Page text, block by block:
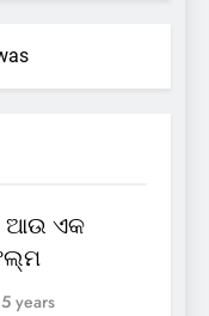
ଆଉ ଏକ
5 years